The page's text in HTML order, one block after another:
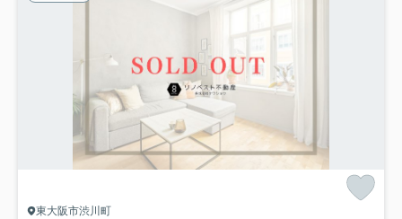
東大阪市渋川町